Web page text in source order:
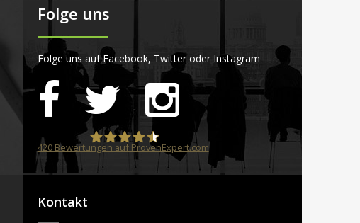
Folge uns
Folge uns auf Facebook, Twitter oder Instagram
STARTPLATZ
420Bewertungen auf ProvenExpert.com
Kontakt